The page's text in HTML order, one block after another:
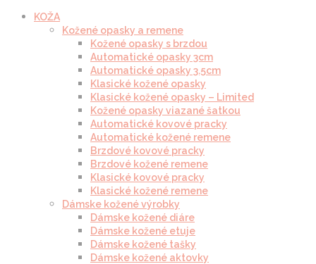
KOŽA
Kožené opasky a remene
Kožené opasky s brzdou
Automatické opasky 3cm
Automatické opasky 3.5cm
Klasické kožené opasky
Klasické kožené opasky – Limited
Kožené opasky viazané šatkou
Automatické kovové pracky
Automatické kožené remene
Brzdové kovové pracky
Brzdové kožené remene
Klasické kovové pracky
Klasické kožené remene
Dámske kožené výrobky
Dámske kožené diáre
Dámske kožené etuje
Dámske kožené tašky
Dámske kožené aktovky